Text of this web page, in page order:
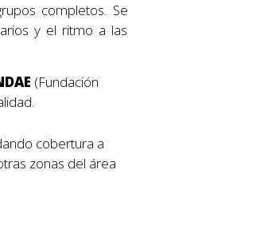
completos. Se
y el ritmo a las
(Fundación
cobertura a
zonas del área